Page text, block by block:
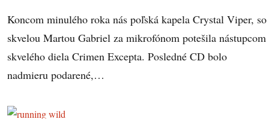
Koncom minulého roka nás poľská kapela Crystal Viper, so
skvelou Martou Gabriel za mikrofónom potešila nástupcom
skvelého diela Crimen Excepta. Posledné CD bolo
nadmieru podarené,…